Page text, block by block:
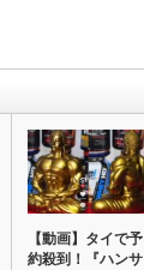
【動画】タイで予
約殺到！『ハンサ